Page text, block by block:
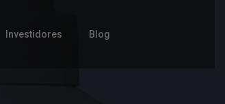
Investidores Blog